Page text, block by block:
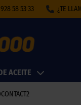
928 58 53 33 ¿TE
ACEITE